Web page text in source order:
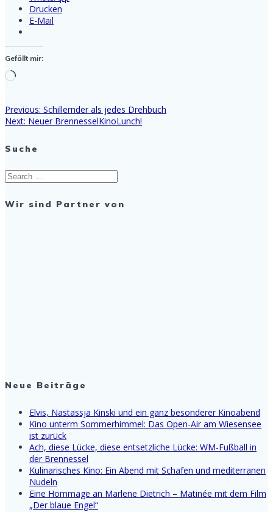
Drucken
E-Mail
Gefällt mir:
Wird
Beitragsnavigation
Previous: Previous
post:
Schillernder als jedes Drehbuch
Next: Next
Neuer BrennesselKinoLunch!
Suche
Search
for:
Wir sind Partner von
Neue Beiträge
Elvis, Nastassja Kinski und ein ganz besonderer Kinoabend
Kino unterm Sommerhimmel: Das Open-Air am Wiesensee
ist zurück
Ach, diese Lücke, diese entsetzliche Lücke: WM-Fußball in
der Brennessel
Kulinarisches Kino: Ein Abend mit Schafen und mediterranen
Nudeln
Eine Hommage an Marlene Dietrich – Matinée mit dem Film
„Der blaue Engel“